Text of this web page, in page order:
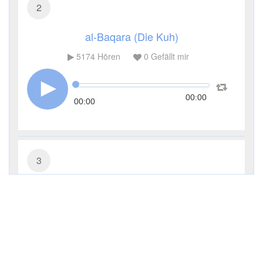
2
al-Baqara (Die Kuh)
5174Hören 0 Gefällt mir
00:00 00:00
3